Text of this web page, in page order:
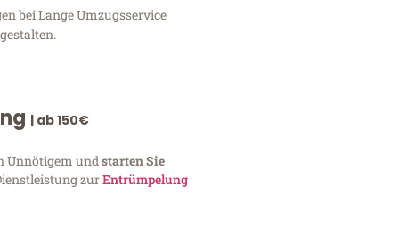
bei Lange Umzugsservice
| ab 150€
Unnötigem und starten Sie
zurEntrümpelung